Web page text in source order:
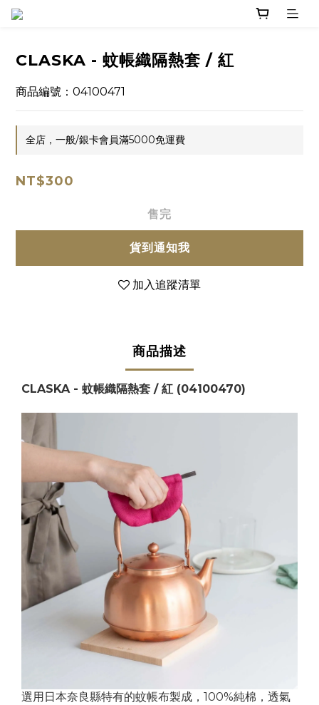
CLASKA - 蚊帳織隔熱套 / 紅
商品編號：04100471
全店，一般/銀卡會員滿5000免運費
NT$300
售完
貨到通知我
加入追蹤清單
商品描述
CLASKA - 蚊帳織隔熱套 / 紅 (04100470)
選用日本奈良縣特有的蚊帳布製成，100%純棉，透氣